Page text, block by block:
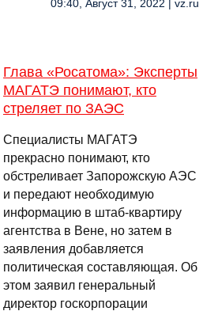
09:40, Август 31, 2022 | vz.ru
Глава «Росатома»: Эксперты
МАГАТЭ понимают, кто
стреляет по ЗАЭС
Специалисты МАГАТЭ
прекрасно понимают, кто
обстреливает Запорожскую АЭС
и передают необходимую
информацию в штаб-квартиру
агентства в Вене, но затем в
заявления добавляется
политическая составляющая. Об
этом заявил генеральный
директор госкорпорации